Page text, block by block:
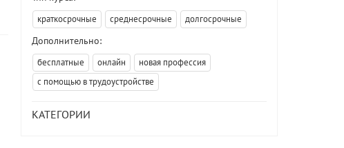
краткосрочные среднесрочные долгосрочные
Дополнительно:
бесплатные онлайн
новая профессия
с помощью в трудоустройстве
КАТЕГОРИИ